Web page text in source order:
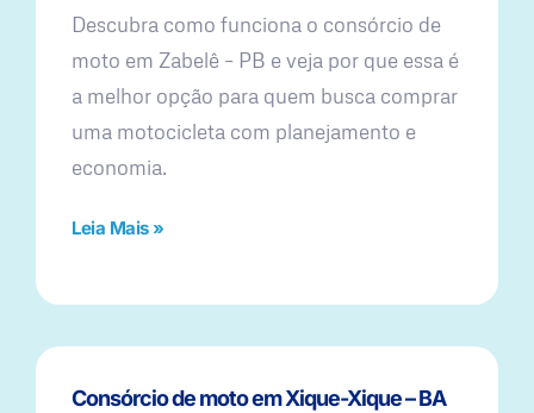
Descubra como funciona o consórcio de
moto em Zabelê – PB e veja por que essa é
a melhor opção para quem busca comprar
uma motocicleta com planejamento e
economia.
Leia Mais »
Consórcio de moto em Xique-Xique – BA